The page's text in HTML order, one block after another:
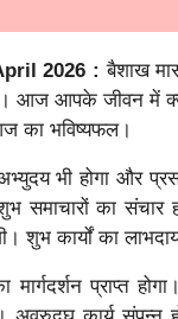
2026 : बैशाख
आज आपके जीवन में
का भविष्यफल।
भी होगा और
समाचारों का संचार
शुभ कार्यों का
मार्गदर्शन प्राप्त